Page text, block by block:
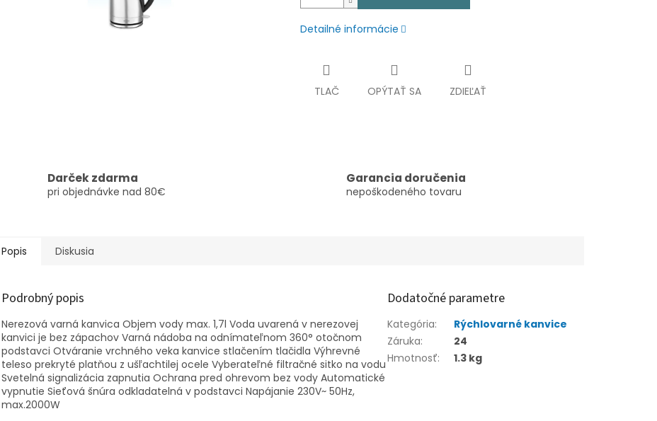
Detailné informácie
TLAČ OPÝTAŤ SA ZDIEĽAŤ
Darček zdarma
pri objednávke nad 80€
Garancia doručenia
nepoškodeného tovaru
Popis Diskusia
Podrobný popis
Nerezová varná kanvica Objem vody max. 1,7l Voda uvarená v nerezovej
kanvici je bez zápachov Varná nádoba na odnímateľnom 360° otočnom
podstavci Otváranie vrchného veka kanvice stlačením tlačidla Výhrevné
teleso prekryté platňou z ušľachtilej ocele Vyberateľné filtračné sitko na vodu
Svetelná signalizácia zapnutia Ochrana pred ohrevom bez vody Automatické
vypnutie Sieťová šnúra odkladatelná v podstavci Napájanie 230V~ 50Hz,
max.2000W
Dodatočné parametre
Kategória:
Rýchlovarné kanvice
Záruka:
24
Hmotnosť: 1.3 kg